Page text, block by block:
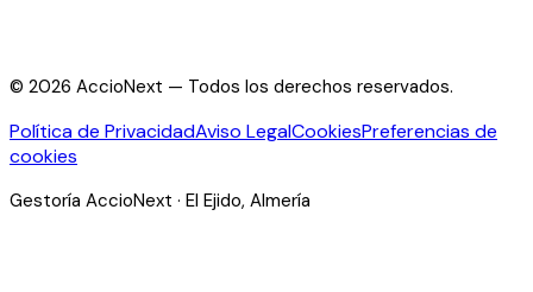
© 2026 AccioNext — Todos los derechos reservados.
Política de PrivacidadAviso LegalCookiesPreferencias de
cookies
Gestoría AccioNext · El Ejido, Almería